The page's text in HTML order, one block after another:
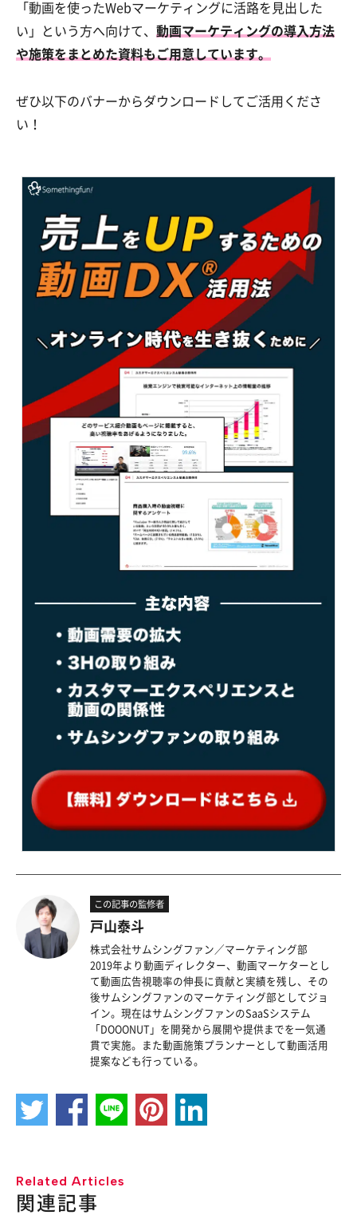
「動画を使ったWebマーケティングに活路を見出した
い」という方へ向けて、 動画マーケティングの導入方法
や施策をまとめた資料もご用意しています。
ぜひ以下のバナーからダウンロードしてご活用くださ
い！
この記事の監修者
戸山泰斗
株式会社サムシングファン／マーケティング部
2019年より動画ディレクター、動画マーケターとし
て動画広告視聴率の伸長に貢献と実績を残し、その
後サムシングファンのマーケティング部としてジョ
イン。現在はサムシングファンのSaaSシステム
「DOOONUT」を開発から展開や提供までを一気通
貫で実施。また動画施策プランナーとして動画活用
提案なども行っている。
Related Articles
関連記事